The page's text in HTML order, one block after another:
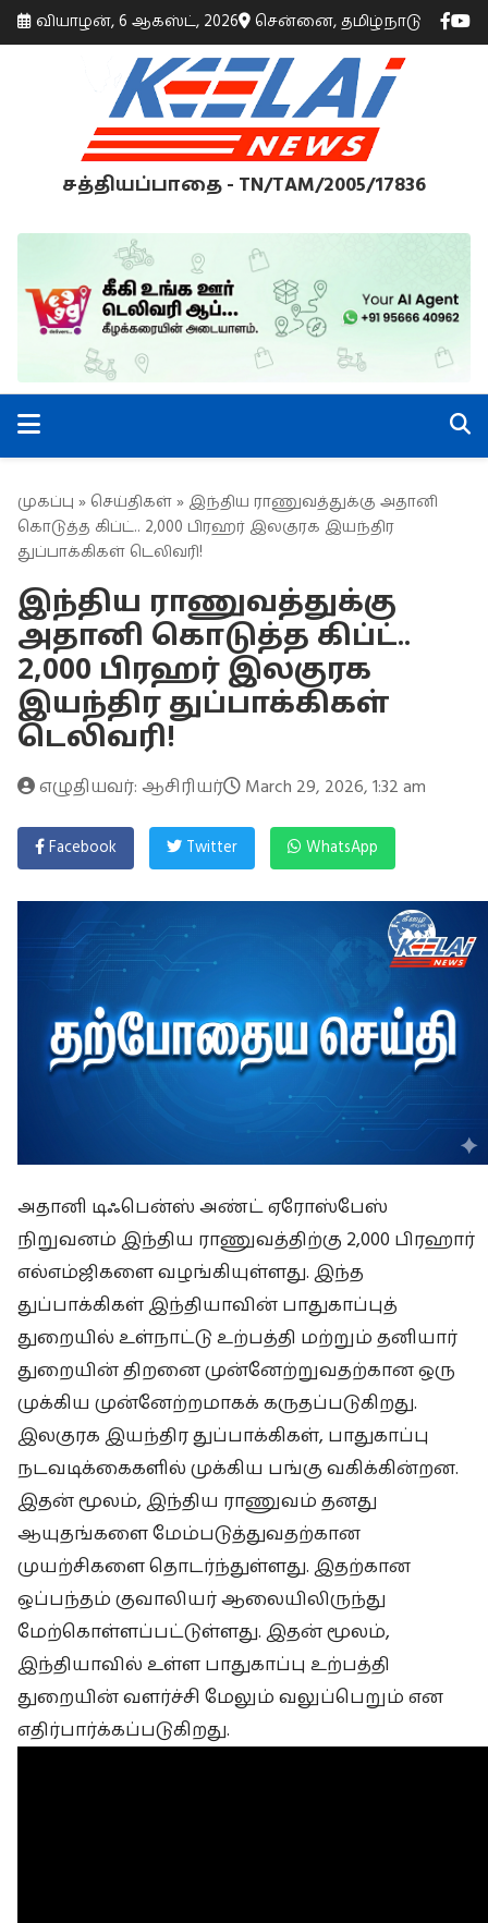
வியாழன், 6 ஆகஸ்ட், 2026 சென்னை, தமிழ்நாடு
சத்தியப்பாதை - TN/TAM/2005/17836
முகப்பு » செய்திகள் » இந்திய ராணுவத்துக்கு அதானி
கொடுத்த கிப்ட்.. 2,000 பிரஹர் இலகுரக இயந்திர
துப்பாக்கிகள் டெலிவரி!
இந்திய ராணுவத்துக்கு
அதானி கொடுத்த கிப்ட்..
2,000 பிரஹர் இலகுரக
இயந்திர துப்பாக்கிகள்
டெலிவரி!
எழுதியவர்: ஆசிரியர் March 29, 2026, 1:32 am
Facebook Twitter WhatsApp
அதானி டிஃபென்ஸ் அண்ட் ஏரோஸ்பேஸ்
நிறுவனம் இந்திய ராணுவத்திற்கு 2,000 பிரஹார்
எல்எம்ஜிகளை வழங்கியுள்ளது. இந்த
துப்பாக்கிகள் இந்தியாவின் பாதுகாப்புத்
துறையில் உள்நாட்டு உற்பத்தி மற்றும் தனியார்
துறையின் திறனை முன்னேற்றுவதற்கான ஒரு
முக்கிய முன்னேற்றமாகக் கருதப்படுகிறது.
இலகுரக இயந்திர துப்பாக்கிகள், பாதுகாப்பு
நடவடிக்கைகளில் முக்கிய பங்கு வகிக்கின்றன.
இதன் மூலம், இந்திய ராணுவம் தனது
ஆயுதங்களை மேம்படுத்துவதற்கான
முயற்சிகளை தொடர்ந்துள்ளது. இதற்கான
ஒப்பந்தம் குவாலியர் ஆலையிலிருந்து
மேற்கொள்ளப்பட்டுள்ளது. இதன் மூலம்,
இந்தியாவில் உள்ள பாதுகாப்பு உற்பத்தி
துறையின் வளர்ச்சி மேலும் வலுப்பெறும் என
எதிர்பார்க்கப்படுகிறது.